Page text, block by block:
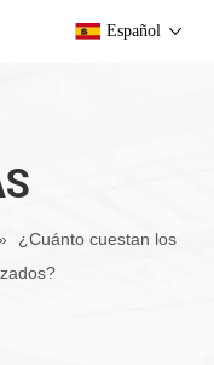
Español
¿Cuánto cuestan los